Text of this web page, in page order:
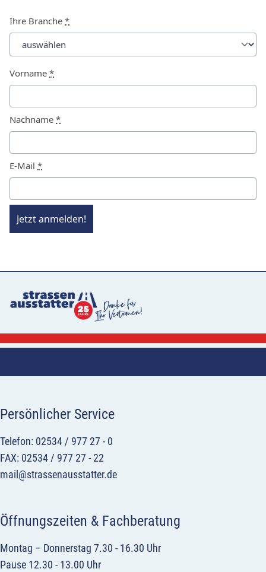
Ihre Branche *
Vorname *
Nachname *
E-Mail *
Jetzt anmelden!
Persönlicher Service
Telefon: 02534 / 977 27 - 0
FAX: 02534 / 977 27 - 22
mail@strassenausstatter.de
Öffnungszeiten & Fachberatung
Montag – Donnerstag 7.30 - 16.30 Uhr
Pause 12.30 - 13.00 Uhr